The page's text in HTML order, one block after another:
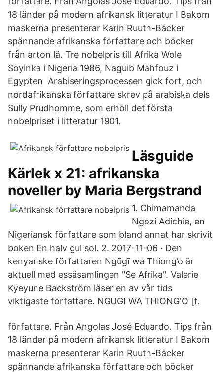
18 länder på modern afrikansk litteratur I Bakom
maskerna presenterar Karin Ruuth-Bäcker
spännande afrikanska författare och böcker
från arton lä. Tre nobelpris till Afrika Wole
Soyinka i Nigeria 1986, Naguib Mahfouz i
Egypten Arabiseringsprocessen gick fort, och
nordafrikanska författare skrev på arabiska dels
Sully Prudhomme, som erhöll det första
nobelpriset i litteratur 1901.
Läsguide
Kärlek x 21: afrikanska
noveller by Maria Bergstrand
1. Chimamanda
Ngozi Adichie, en
Nigeriansk författare som bland annat har skrivit
boken En halv gul sol. 2. 2017-11-06 · Den
kenyanske författaren Ngũgĩ wa Thiong’o är
aktuell med essäsamlingen "Se Afrika". Valerie
Kyeyune Backström läser en av vår tids
viktigaste författare. NGUGI WA THIONG'O [f.
författare. Från Angolas José Eduardo. Tips från
18 länder på modern afrikansk litteratur I Bakom
maskerna presenterar Karin Ruuth-Bäcker
spännande afrikanska författare och böcker